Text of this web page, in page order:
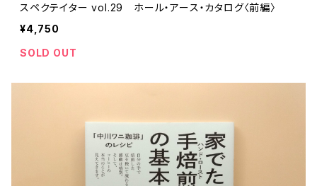
スペクテイター vol.29 ホール・アース・カタログ〈前編〉
¥4,750
SOLD OUT